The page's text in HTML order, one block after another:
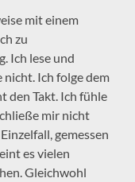
mit einem
zu
Ich lese und
nicht. Ich folge dem
den Takt. Ich fühle
mir nicht
gemessen
es vielen
Gleichwohl